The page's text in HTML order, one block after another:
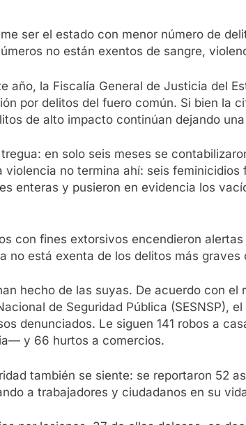
ser el estado con menor número de
no están exentos de sangre,
año, la Fiscalía General de Justicia del
por delitos del fuero común. Si bien la
de alto impacto continúan dejando
en solo seis meses se
violencia no termina ahí: seis feminicidios
enteras y pusieron en evidencia los
con fines extorsivos encendieron
no está exenta de los delitos más graves
hecho de las suyas. De acuerdo con el
de Seguridad Pública (SESNSP),
denunciados. Le siguen 141 robos a
y 66 hurtos a comercios.
también se siente: se reportaron 52
a trabajadores y ciudadanos en su